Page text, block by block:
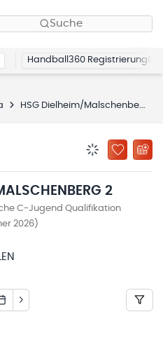
Suche
Handball360 Registrierung
HSG Dielheim/Malschenberg 2
ZU
2
C-Jugend Qualifikation
2026)